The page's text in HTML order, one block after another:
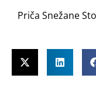
Priča Snežane